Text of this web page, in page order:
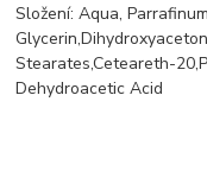
Složení: Aqua,
Stearates,Ceteareth-
Dehydroacetic Acid